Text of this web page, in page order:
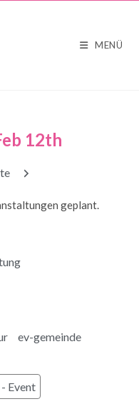
MENÜ
12th
Weiter
geplant.
ev-gemeinde
Event